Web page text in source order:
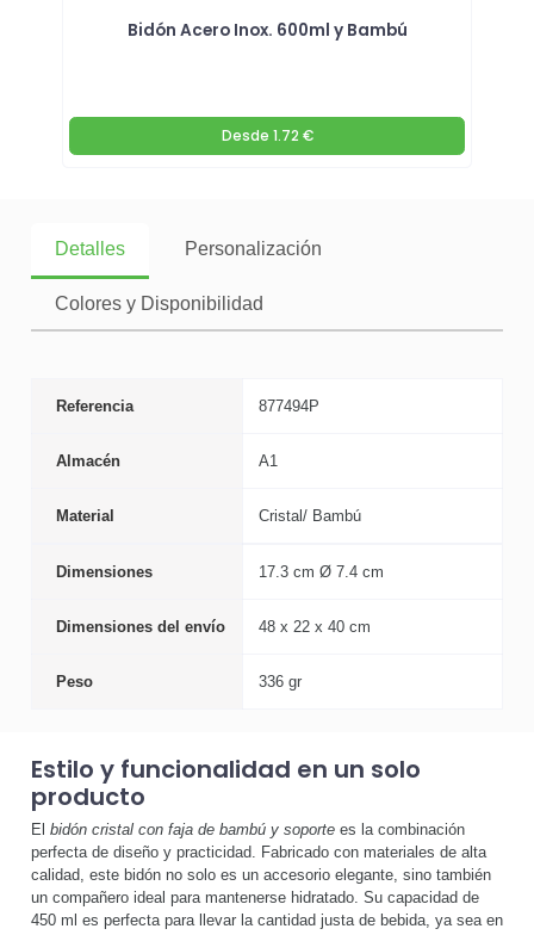
Bidón Acero Inox. 600ml y Bambú
Desde 1.72 €
Detalles Personalización
Colores y Disponibilidad
Referencia 877494P
Almacén A1
Material Cristal/ Bambú
Dimensiones 17.3 cm Ø 7.4 cm
Dimensiones del envío 48 x 22 x 40 cm
Peso 336 gr
Estilo y funcionalidad en un solo
producto
El bidón cristal con faja de bambú y soporte es la combinación
perfecta de diseño y practicidad. Fabricado con materiales de alta
calidad, este bidón no solo es un accesorio elegante, sino también
un compañero ideal para mantenerse hidratado. Su capacidad de
450 ml es perfecta para llevar la cantidad justa de bebida, ya sea en